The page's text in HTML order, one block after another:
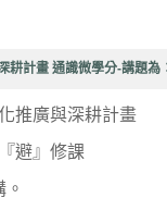
計畫 通識微學分-講題為
推廣與深耕計畫
避』修課